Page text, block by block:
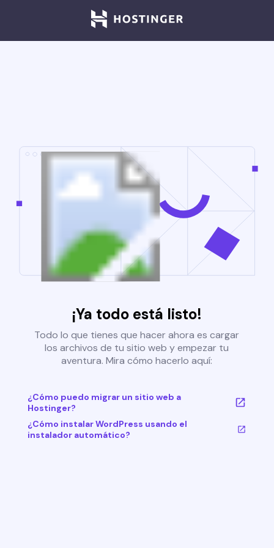
¡Ya todo está listo!
Todo lo que tienes que hacer ahora es cargar
los archivos de tu sitio web y empezar tu
aventura. Mira cómo hacerlo aquí:
¿Cómo puedo migrar un sitio web a
Hostinger?
¿Cómo instalar WordPress usando el
instalador automático?